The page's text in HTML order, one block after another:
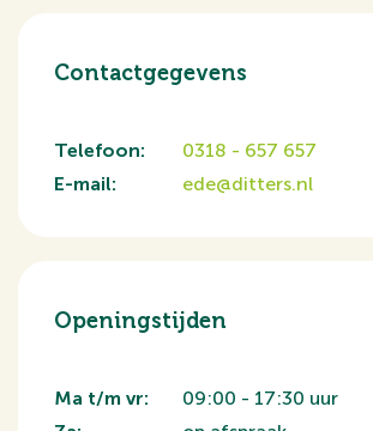
Contactgegevens
Telefoon:
0318 - 657 657
E-mail:
ede@ditters.nl
Openingstijden
Ma t/m vr:
09:00 - 17:30 uur